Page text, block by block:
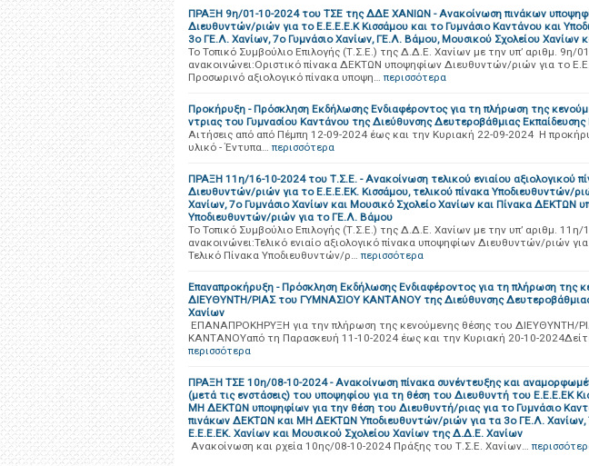
ΠΡΑΞΗ 9η/01-10-2024 του ΤΣΕ της ΔΔΕ ΧΑΝΙΩΝ - Ανακοίνωση πινάκων
Διευθυντών/ριών για το Ε.Ε.Ε.Ε.Κ Κισσάμου και το Γυμνάσιο Καντάνου και
3ο ΓΕ.Λ. Χανίων, 7ο Γυμνάσιο Χανίων, ΓΕ.Λ. Βάμου, Μουσικού Σχολείου Χανίων
Το Τοπικό Συμβούλιο Επιλογής (Τ.Σ.Ε.) της Δ.Δ.Ε. Χανίων με την υπ’ αριθμ. 9η/
ανακοινώνει:Οριστικό πίνακα ΔΕΚΤΩΝ υποψηφίων Διευθυντών/ριών για το
Προσωρινό αξιολογικό πίνακα υποψη… περισσότερα
Προκήρυξη - Πρόσκληση Εκδήλωσης Ενδιαφέροντος για τη πλήρωση της
ντριας του Γυμνασίου Καντάνου της Διεύθυνσης Δευτεροβάθμιας
Αιτήσεις από από Πέμπη 12-09-2024 έως και την Κυριακή 22-09-2024 Η
υλικό - Έντυπα… περισσότερα
ΠΡΑΞΗ 11η/16-10-2024 του Τ.Σ.Ε. - Ανακοίνωση τελικού ενιαίου αξιολογικού
Διευθυντών/ριών για το Ε.Ε.Ε.ΕΚ. Κισσάμου, τελικού πίνακα Υποδιευθυντών/
Χανίων, 7ο Γυμνάσιο Χανίων και Μουσικό Σχολείο Χανίων και Πίνακα ΔΕΚΤΩΝ
Υποδιευθυντών/ριών για το ΓΕ.Λ. Βάμου
Το Τοπικό Συμβούλιο Επιλογής (Τ.Σ.Ε.) της Δ.Δ.Ε. Χανίων με την υπ’ αριθμ.
ανακοινώνει:Τελικό ενιαίο αξιολογικό πίνακα υποψηφίων Διευθυντών/ριών
Τελικό Πίνακα Υποδιευθυντών/ρ… περισσότερα
Επαναπροκήρυξη - Πρόσκληση Εκδήλωσης Ενδιαφέροντος για τη πλήρωση της
ΔΙΕΥΘΥΝΤΗ/ΡΙΑΣ του ΓΥΜΝΑΣΙΟΥ ΚΑΝΤΑΝΟΥ της Διεύθυνσης
Χανίων
ΕΠΑΝΑΠΡΟΚΗΡΥΞΗ για την πλήρωση της κενούμενης θέσης του ΔΙΕΥΘΥΝΤΗ/
ΚΑΝΤΑΝΟΥαπό τη Παρασκευή 11-10-2024 έως και την Κυριακή 20-10-
περισσότερα
ΠΡΑΞΗ ΤΣΕ 10η/08-10-2024 - Ανακοίνωση πίνακα συνέντευξης και
(μετά τις ενστάσεις) του υποψηφίου για τη θέση του Διευθυντή του Ε.Ε.Ε.ΕΚ
ΜΗ ΔΕΚΤΩΝ υποψηφίων για την θέση του Διευθυντή/ριας για το Γυμνάσιο
πινάκων ΔΕΚΤΩΝ και ΜΗ ΔΕΚΤΩΝ Υποδιευθυντών/ριών για τα 3ο ΓΕ.Λ. Χανίων,
Ε.Ε.Ε.ΕΚ. Χανίων και Μουσικού Σχολείου Χανίων της Δ.Δ.Ε. Χανίων
Ανακοίνωση και ρχεία 10ης/08-10-2024 Πράξης του Τ.Σ.Ε. Χανίων…